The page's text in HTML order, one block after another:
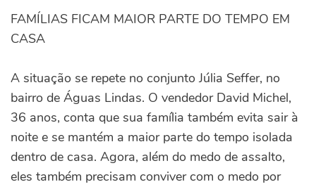
FAMÍLIAS FICAM MAIOR PARTE DO TEMPO EM
CASA
A situação se repete no conjunto Júlia Seffer, no
bairro de Águas Lindas. O vendedor David Michel,
36 anos, conta que sua família também evita sair à
noite e se mantém a maior parte do tempo isolada
dentro de casa. Agora, além do medo de assalto,
eles também precisam conviver com o medo por